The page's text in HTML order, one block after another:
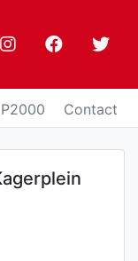
P2000 Contact